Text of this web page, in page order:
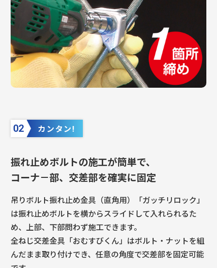
02 カンタン!
振れ止めボルトの施工が簡単で、
コーナ－部、交差部を確実に固定
吊りボルト振れ止め金具（直角用）「ガッチリロック」
は振れ止めボルトを横からスライドして入れられるた
め、上部、下部問わず施工できます。
全ねじ交差金具「おむすびくん」はボルト・ナットを組
んだまま取り付けでき、任意の角度で交差部を固定可能